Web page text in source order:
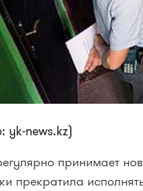
yk-news.kz)
принимает
прекратила